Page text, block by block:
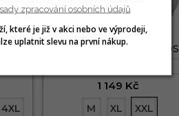
4XL
Pánská mikina 401 TDS
1 149 Kč
M XL XXL
zpracování osobních údajů
které je již v akci nebo ve výprodeji,
uplatnit slevu na první nákup.